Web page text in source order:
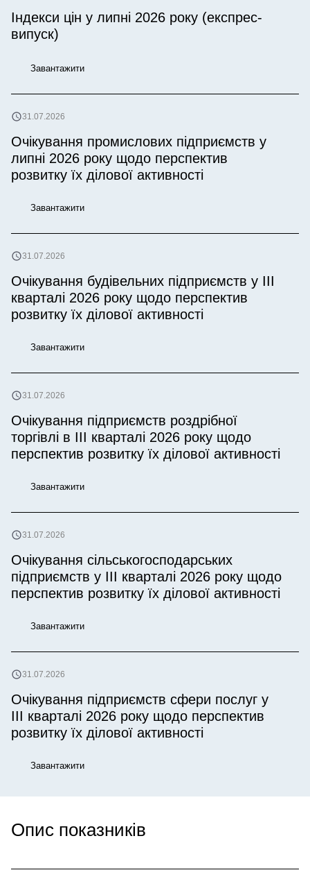
Індекси цін у липні 2026 року (експрес-
випуск)
Завантажити
31.07.2026
Очікування промислових підприємств у
липні 2026 року щодо перспектив
розвитку їх ділової активності
Завантажити
31.07.2026
Очікування будівельних підприємств у IІІ
кварталі 2026 року щодо перспектив
розвитку їх ділової активності
Завантажити
31.07.2026
Очікування підприємств роздрібної
торгівлі в ІІІ кварталі 2026 року щодо
перспектив розвитку їх ділової активності
Завантажити
31.07.2026
Очікування сільськогосподарських
підприємств у IІI кварталі 2026 року щодо
перспектив розвитку їх ділової активності
Завантажити
31.07.2026
Очікування підприємств сфери послуг у
ІІІ кварталі 2026 року щодо перспектив
розвитку їх ділової активності
Завантажити
Опис показників